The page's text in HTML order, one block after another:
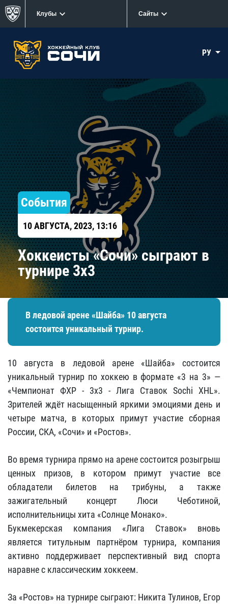
Клубы Сайты
РУ
События
10 АВГУСТА, 2023, 13:16
Хоккеисты «Сочи» сыграют в
турнире 3х3
В ледовой арене «Шайба» 10 августа
состоится уникальный турнир.
10 августа в ледовой арене «Шайба» состоится
уникальный турнир по хоккею в формате «3 на 3» —
«Чемпионат ФХР - 3х3 - Лига Ставок Sochi XHL».
Зрителей ждёт насыщенный яркими эмоциями день и
четыре матча, в которых примут участие сборная
России, СКА, «Сочи» и «Ростов».
Во время турнира прямо на арене состоится розыгрыш
ценных призов, в котором примут участие все
обладатели билетов на трибуны, а также
зажигательный концерт Люси Чеботиной,
исполнительницы хита «Солнце Монако».
Букмекерская компания «Лига Ставок» вновь
является титульным партнёром турнира, компания
активно поддерживает перспективный вид спорта
наравне с классическим хоккеем.
За «Ростов» на турнире сыграют: Никита Тулинов, Егор